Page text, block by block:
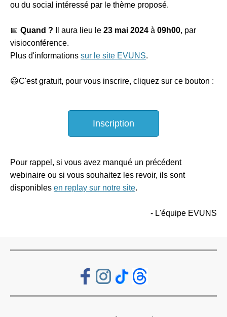
ou du social intéressé par le thème proposé.
📅 Quand ? Il aura lieu le 23 mai 2024 à 09h00, par
visioconférence.
Plus d'informations sur le site EVUNS.
😃C'est gratuit, pour vous inscrire, cliquez sur ce bouton :
Inscription
Pour rappel, si vous avez manqué un précédent
webinaire ou si vous souhaitez les revoir, ils sont
disponibles en replay sur notre site.
- L'équipe EVUNS